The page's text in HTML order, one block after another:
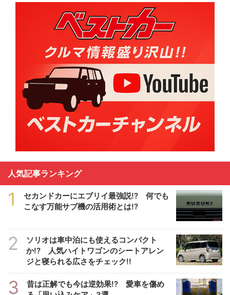
人気記事ランキング
1
セカンドカーにエブリイ最強説!? 何でも
こなす万能サブ機の活用術とは!?
2
ソリオは車中泊にも使えるコンパクト
か!? 人気ハイトワゴンのシートアレン
ジと寝られる広さをチェック!!
3
昔は正解でも今は逆効果!? 愛車を傷め